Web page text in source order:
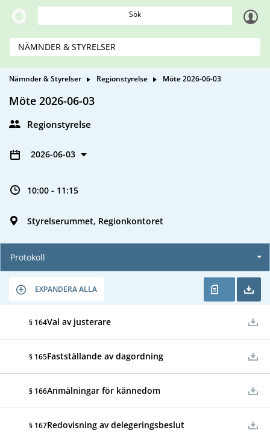
Sök
NÄMNDER & STYRELSER
Nämnder & Styrelser Regionstyrelse Möte 2026-06-03
Möte 2026-06-03
Regionstyrelse
2026-06-03
10:00 - 11:15
Styrelserummet, Regionkontoret
Protokoll
EXPANDERA ALLA
§ 164Val av justerare
§ 165Fastställande av dagordning
§ 166Anmälningar för kännedom
§ 167Redovisning av delegeringsbeslut